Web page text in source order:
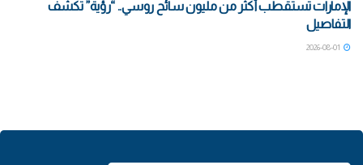
الإمارات تستقطب أكثر من مليون سائح روسي.. “رؤية” تكشف
التفاصيل